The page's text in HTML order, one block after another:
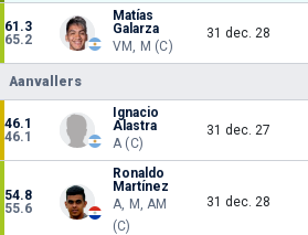
61.3
65.2
Matías
Galarza
VM, M (C)
31 dec. 28
Aanvallers
46.1
46.1
Ignacio
Alastra
A (C)
31 dec. 27
54.8
55.6
Ronaldo
Martínez
A, M, AM
(C)
31 dec. 28